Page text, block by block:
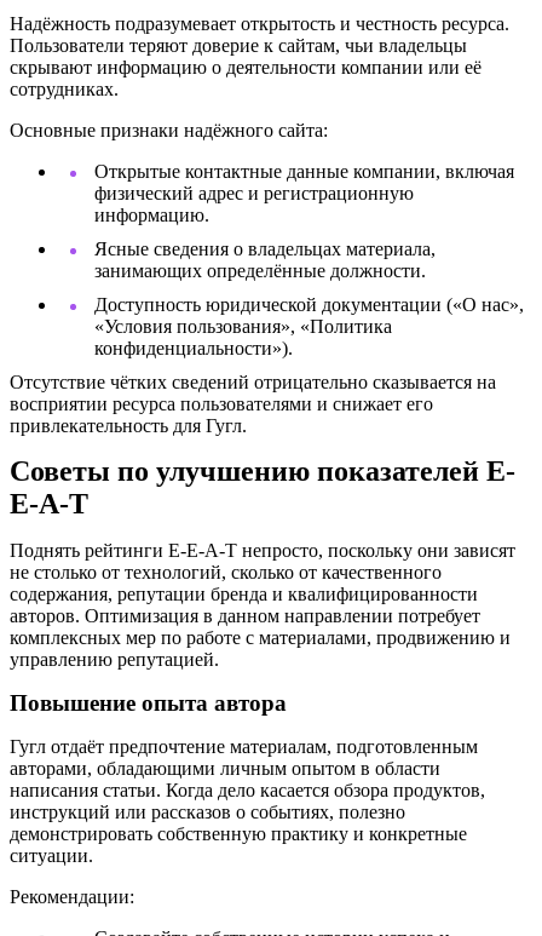
Надёжность подразумевает открытость и честность ресурса.
Пользователи теряют доверие к сайтам, чьи владельцы
скрывают информацию о деятельности компании или её
сотрудниках.
Основные признаки надёжного сайта:
Открытые контактные данные компании, включая
физический адрес и регистрационную
информацию.
Ясные сведения о владельцах материала,
занимающих определённые должности.
Доступность юридической документации («О нас»,
«Условия пользования», «Политика
конфиденциальности»).
Отсутствие чётких сведений отрицательно сказывается на
восприятии ресурса пользователями и снижает его
привлекательность для Гугл.
Советы по улучшению показателей E-
E-A-T
Поднять рейтинги E-E-A-T непросто, поскольку они зависят
не столько от технологий, сколько от качественного
содержания, репутации бренда и квалифицированности
авторов. Оптимизация в данном направлении потребует
комплексных мер по работе с материалами, продвижению и
управлению репутацией.
Повышение опыта автора
Гугл отдаёт предпочтение материалам, подготовленным
авторами, обладающими личным опытом в области
написания статьи. Когда дело касается обзора продуктов,
инструкций или рассказов о событиях, полезно
демонстрировать собственную практику и конкретные
ситуации.
Рекомендации: